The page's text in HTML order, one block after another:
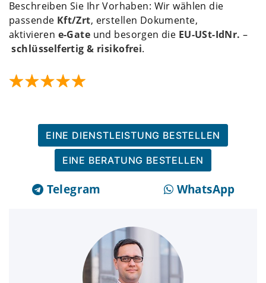
Beschreiben Sie Ihr Vorhaben: Wir wählen die
passende Kft/Zrt, erstellen Dokumente,
aktivieren e-Gate und besorgen die EU-USt-IdNr. –
schlüsselfertig & risikofrei.
EINE DIENSTLEISTUNG BESTELLEN
EINE BERATUNG BESTELLEN
Telegram WhatsApp